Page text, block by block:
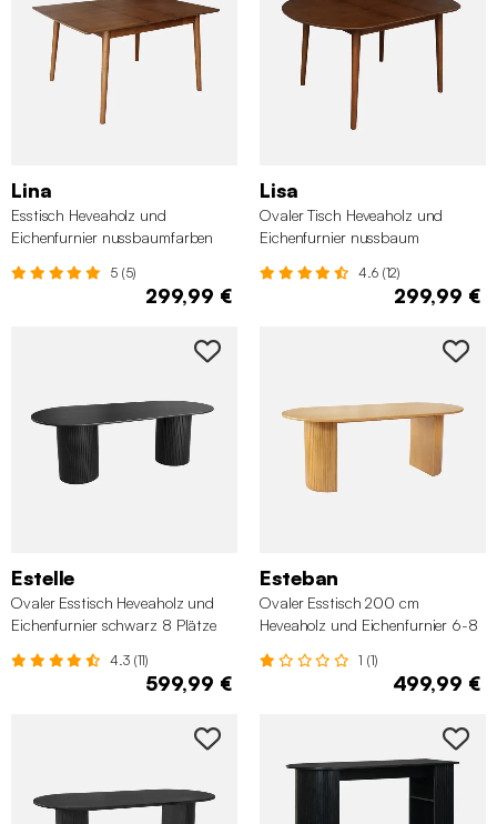
Lina
Esstisch Heveaholz und
Eichenfurnier nussbaumfarben
5 (5)
299,99 €
Lisa
Ovaler Tisch Heveaholz und
Eichenfurnier nussbaum
4.6 (12)
299,99 €
Estelle
Ovaler Esstisch Heveaholz und
Eichenfurnier schwarz 8 Plätze
4.3 (11)
599,99 €
Esteban
Ovaler Esstisch 200 cm
Heveaholz und Eichenfurnier 6-8
1 (1)
499,99 €